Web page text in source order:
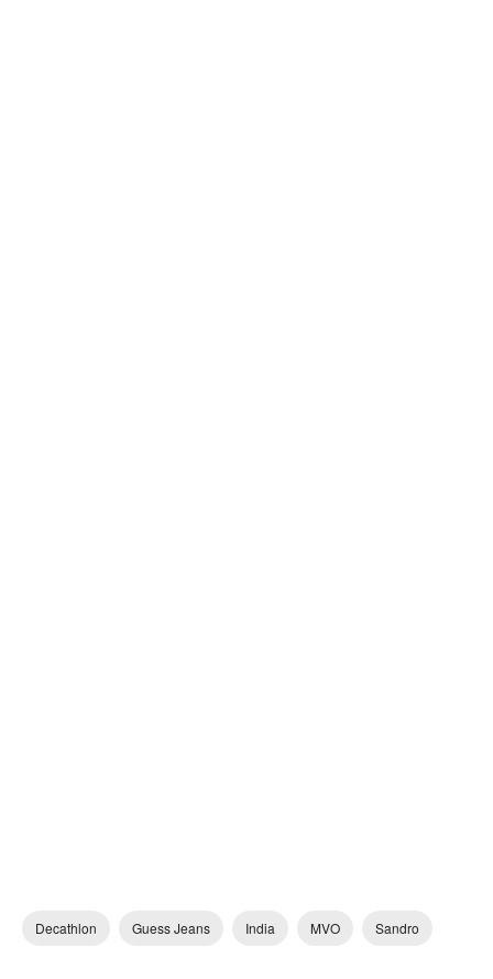
Decathlon Guess Jeans India MVO Sandro